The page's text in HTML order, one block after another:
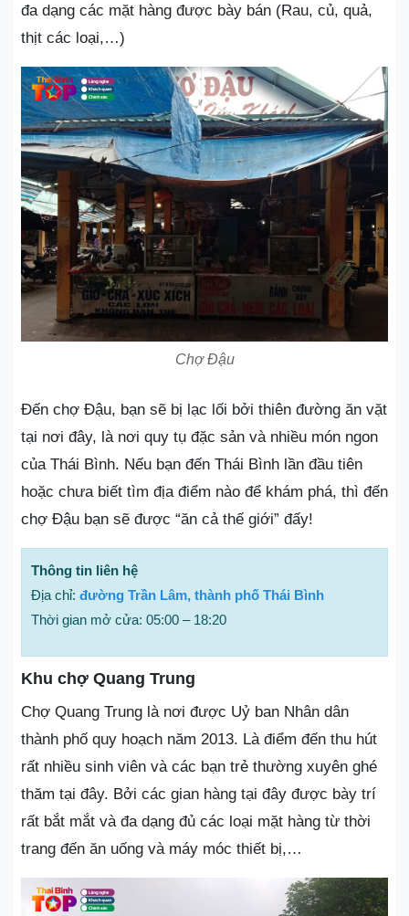
đa dạng các mặt hàng được bày bán (Rau, củ, quả,
thịt các loại,…)
Chợ Đậu
Đến chợ Đậu, bạn sẽ bị lạc lối bởi thiên đường ăn vặt
tại nơi đây, là nơi quy tụ đặc sản và nhiều món ngon
của Thái Bình. Nếu bạn đến Thái Bình lần đầu tiên
hoặc chưa biết tìm địa điểm nào để khám phá, thì đến
chợ Đậu bạn sẽ được “ăn cả thế giới” đấy!
Thông tin liên hệ
Địa chỉ: đường Trần Lâm, thành phố Thái Bình
Thời gian mở cửa: 05:00 – 18:20
Khu chợ Quang Trung
Chợ Quang Trung là nơi được Uỷ ban Nhân dân
thành phố quy hoạch năm 2013. Là điểm đến thu hút
rất nhiều sinh viên và các bạn trẻ thường xuyên ghé
thăm tại đây. Bởi các gian hàng tại đây được bày trí
rất bắt mắt và đa dạng đủ các loại mặt hàng từ thời
trang đến ăn uống và máy móc thiết bị,…